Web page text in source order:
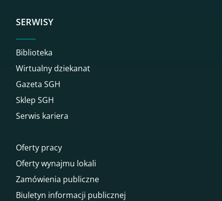
SERWISY
Biblioteka
Wirtualny dziekanat
Gazeta SGH
Sklep SGH
Serwis kariera
Oferty pracy
Oferty wynajmu lokali
Zamówienia publiczne
Biuletyn informacji publicznej